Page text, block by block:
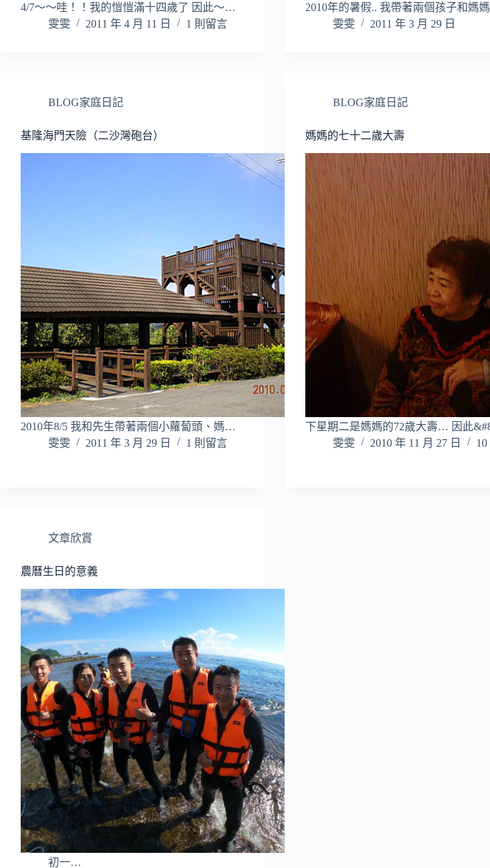
4/7～～哇！！我的愷愷滿十四歲了 因此～…
雯雯
2011 年 4 月 11 日 1 則留言
2010年的暑假.. 我帶著兩個孩子和媽
雯雯
2011 年 3 月 29 日
BLOG家庭日記
基隆海門天險（二沙灣砲台）
2010年8/5 我和先生帶著兩個小蘿蔔頭、媽…
雯雯
2011 年 3 月 29 日 1 則留言
BLOG家庭日記
媽媽的七十二歲大壽
下星期二是媽媽的72歲大壽… 因此
雯雯
2010 年 11 月 27 日
文章欣賞
農曆生日的意義
初一…